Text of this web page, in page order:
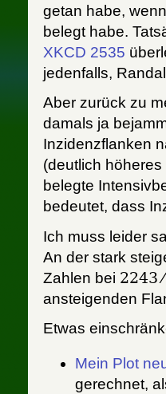
getan habe,
belegt habe.
XKCD 2535
jedenfalls,
Aber zurück zu
damals ja
Inzidenzflanken
(deutlich
belegte
bedeutet, dass
Ich muss leider
An der stark
Zahlen bei 2243
ansteigenden
Etwas
Mein Plot
gerechnet,